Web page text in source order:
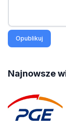
Opublikuj
Najnowsze